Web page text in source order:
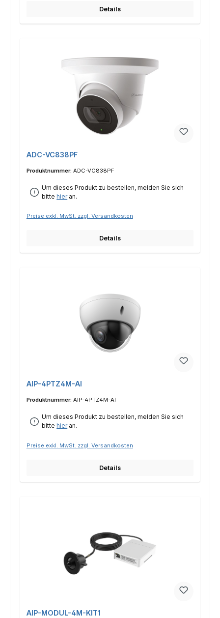
Details
ADC-VC838PF
Produktnummer: ADC-VC838PF
Um dieses Produkt zu bestellen, melden Sie sich
bittehieran.
Preise exkl. MwSt. zzgl. Versandkosten
Details
AIP-4PTZ4M-AI
Produktnummer: AIP-4PTZ4M-AI
Um dieses Produkt zu bestellen, melden Sie sich
bittehieran.
Preise exkl. MwSt. zzgl. Versandkosten
Details
AIP-MODUL-4M-KIT1